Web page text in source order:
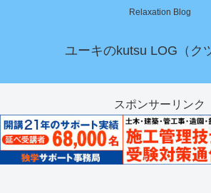
Relaxation Blog
ユーキのkutsu LOG（ク
スポンサーリンク